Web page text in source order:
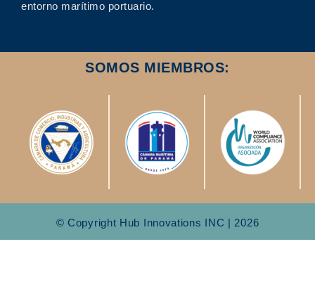
entorno marítimo portuario.
SOMOS MIEMBROS:
© Copyright Hub Innovations INC | 2026